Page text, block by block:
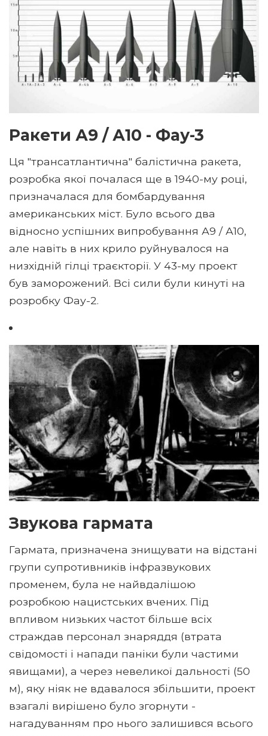
Ракети А9 / А10 - Фау-3
Ця "трансатлантична" балістична ракета,
розробка якої почалася ще в 1940-му році,
призначалася для бомбардування
американських міст. Було всього два
відносно успішних випробування А9 / А10,
але навіть в них крило руйнувалося на
низхідній гілці траєкторії. У 43-му проект
був заморожений. Всі сили були кинуті на
розробку Фау-2.
Звукова гармата
Гармата, призначена знищувати на відстані
групи супротивників інфразвукових
променем, була не найвдалішою
розробкою нацистських вчених. Під
впливом низьких частот більше всіх
страждав персонал знаряддя (втрата
свідомості і напади паніки були частими
явищами), а через невеликої дальності (50
м), яку ніяк не вдавалося збільшити, проект
взагалі вирішено було згорнути -
нагадуванням про нього залишився всього